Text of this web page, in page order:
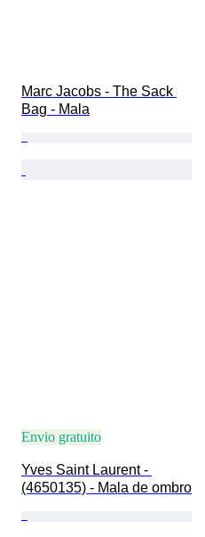
Marc Jacobs - The Sack
Bag - Mala
Envio gratuito
Yves Saint Laurent -
(4650135) - Mala de ombro